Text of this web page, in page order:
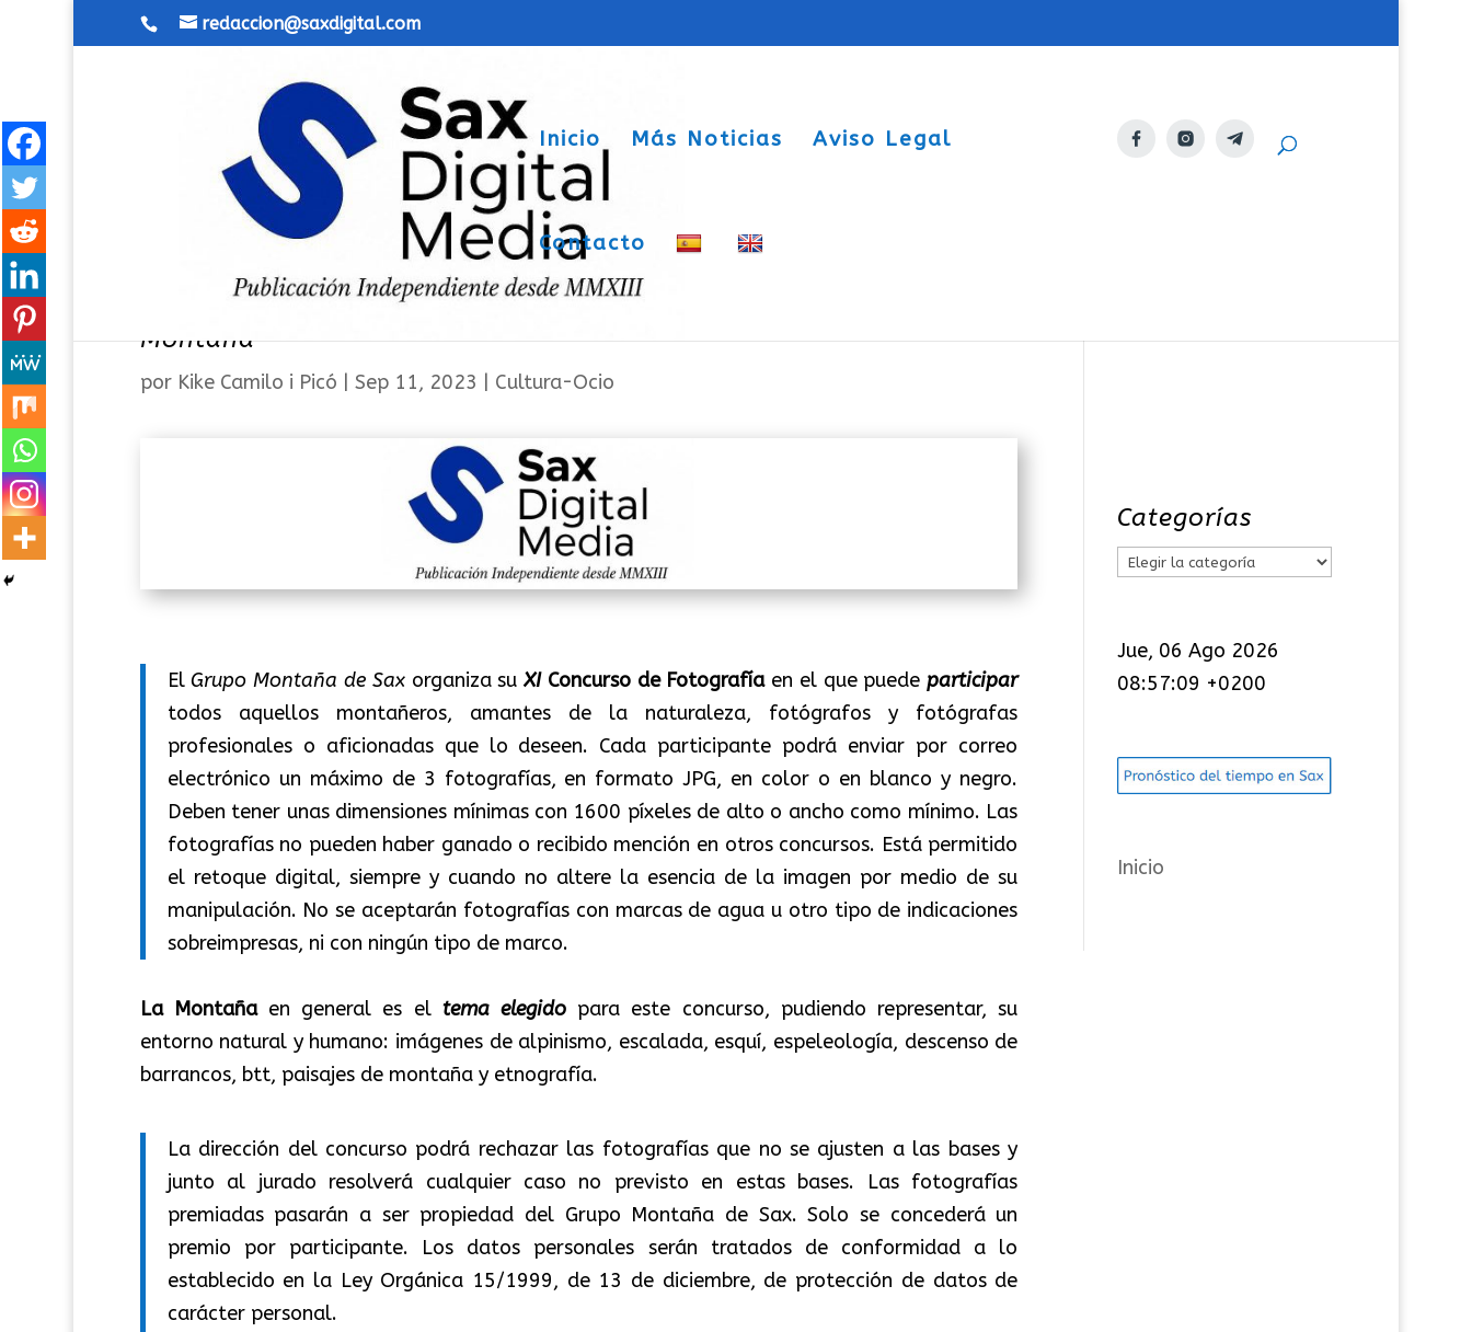
redaccion@saxdigital.com
Inicio Más Noticias Aviso Legal
Contacto
Abierto el plazo para participar en el XI Concurso de Fotografía
Montaña
por Kike Camilo i Picó Sep 11, 2023 Cultura-Ocio
ElGrupo Montaña de Saxorganiza suXIConcurso de Fotografíaen el que puedeparticipar
todos aquellos montañeros, amantes de la naturaleza, fotógrafos y fotógrafas
profesionales o aficionadas que lo deseen. Cada participante podrá enviar por correo
electrónico un máximo de 3 fotografías, en formato JPG, en color o en blanco y negro.
Deben tener unas dimensiones mínimas con 1600 píxeles de alto o ancho como mínimo. Las
fotografías no pueden haber ganado o recibido mención en otros concursos. Está permitido
el retoque digital, siempre y cuando no altere la esencia de la imagen por medio de su
manipulación. No se aceptarán fotografías con marcas de agua u otro tipo de indicaciones
sobreimpresas, ni con ningún tipo de marco.
La Montañaen general es eltema elegido para este concurso, pudiendo representar, su
entorno natural y humano: imágenes de alpinismo, escalada, esquí, espeleología, descenso de
barrancos, btt, paisajes de montaña y etnografía.
La dirección del concurso podrá rechazar las fotografías que no se ajusten a las bases y
junto al jurado resolverá cualquier caso no previsto en estas bases. Las fotografías
premiadas pasarán a ser propiedad del Grupo Montaña de Sax. Solo se concederá un
premio por participante. Los datos personales serán tratados de conformidad a lo
establecido en la Ley Orgánica 15/1999, de 13 de diciembre, de protección de datos de
carácter personal.
Categorías
C
e
g
r
í
s
Jue, 06 Ago 2026
08:57:09 +0200
Inicio